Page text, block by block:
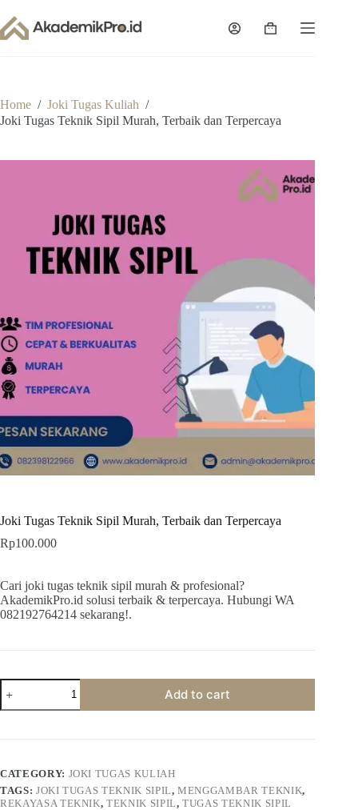
to
content
Shopping
Home / Joki Tugas Kuliah /
Joki Tugas Teknik Sipil Murah, Terbaik dan Terpercaya
Joki Tugas Teknik Sipil Murah, Terbaik dan Terpercaya
Rp100.000
Cari joki tugas teknik sipil murah & profesional?
AkademikPro.id solusi terbaik & terpercaya. Hubungi WA
082192764214 sekarang!.
Joki
Tugas
Teknik
Terpercaya
quantity
Add to cart
CATEGORY: JOKI TUGAS KULIAH
TAGS: JOKI TUGAS TEKNIK SIPIL,MENGGAMBAR TEKNIK,
REKAYASA TEKNIK,TEKNIK SIPIL,TUGAS TEKNIK SIPIL